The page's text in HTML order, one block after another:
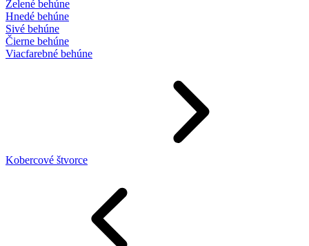
Zelené behúne
Hnedé behúne
Sivé behúne
Čierne behúne
Viacfarebné behúne
Kobercové štvorce